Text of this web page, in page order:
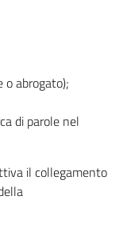
abrogato);
di parole nel
il collegamento